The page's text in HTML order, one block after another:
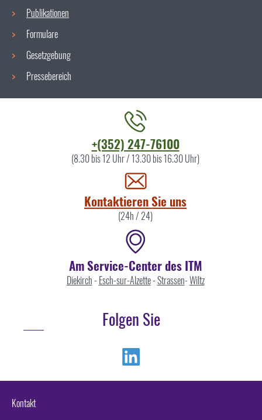
Publikationen
Formulare
Gesetzgebung
Pressebereich
+(352) 247-76100
(8.30 bis 12 Uhr / 13.30 bis 16.30 Uhr)
Kontaktieren Sie uns
(24h / 24)
Am Service-Center des ITM
Diekirch- Esch-sur-Alzette-Strassen-Wiltz
Folgen Sie
Kontakt